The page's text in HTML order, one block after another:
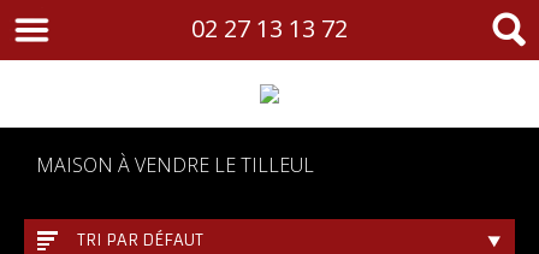
02 27 13 13 72
MAISON À VENDRE LE TILLEUL
TRI PAR DÉFAUT